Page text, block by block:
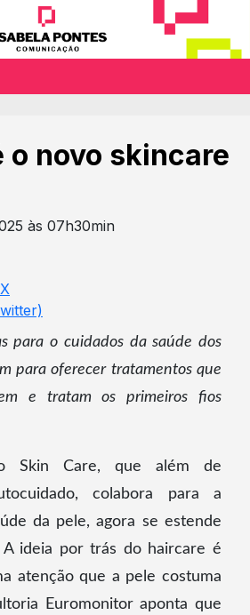
o novo skincare
às 07h30min
para o cuidados da saúde dos
para oferecer tratamentos que
e tratam os primeiros fios
Skin Care, que além de
colabora para a
da pele, agora se estende
A ideia por trás do haircare é
atenção que a pele costuma
Euromonitor aponta que